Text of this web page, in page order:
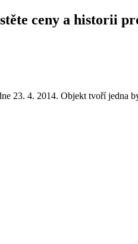
ceny a historii
23. 4. 2014. Objekt tvoří jedna